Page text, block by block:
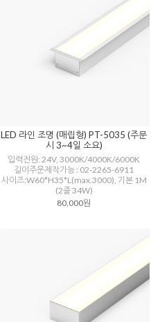
LED 라인 조명 (매립형) PT-5035 (주문
시 3~4일 소요)
입력전원: 24V, 3000K/4000K/6000K
길이주문제작가능 : 02-2265-6911
사이즈:W60*H35*L(max.3000), 기본 1M
(2줄 34W)
80,000원